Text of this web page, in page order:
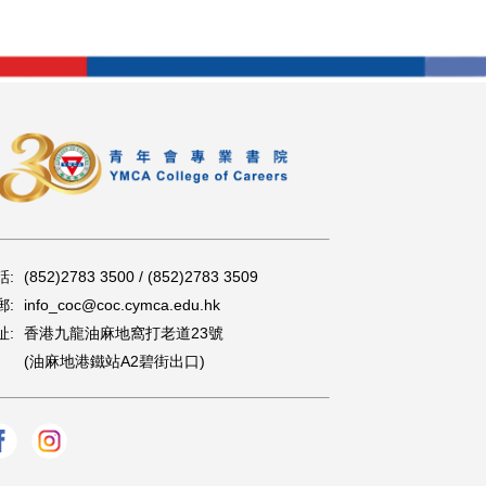
:
(852)2783 3500 / (852)2783 3509
:
info_coc@coc.cymca.edu.hk
:
香港九龍油麻地窩打老道23號
(油麻地港鐵站A2碧街出口)